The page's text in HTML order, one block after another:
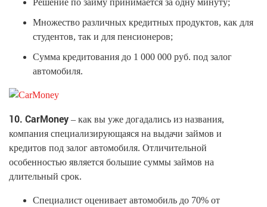
Множество различных кредитных продуктов, как для
студентов, так и для пенсионеров;
Сумма кредитования до 1 000 000 руб. под залог
автомобиля.
10. CarMoney – как вы уже догадались из названия,
компания специализирующаяся на выдачи займов и
кредитов под залог автомобиля. Отличительной
особенностью является большие суммы займов на
длительный срок.
Специалист оценивает автомобиль до 70% от